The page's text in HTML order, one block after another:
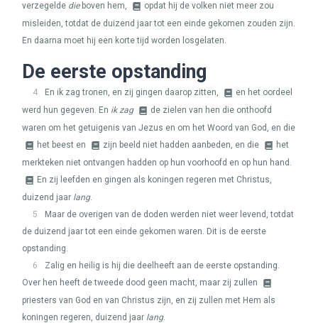
verzegelde dieboven hem,
opdat hij de volken niet meer zou
misleiden, totdat de duizend jaar tot een einde gekomen zouden zijn.
En daarna moet hij een korte tijd worden losgelaten.
De eerste opstanding
4 En ik zag tronen, en zij gingen daarop zitten,
en het oordeel
werd hun gegeven. En ik zag
de zielen van hen die onthoofd
waren om het getuigenis van Jezus en om het Woord van God, en die
het beest en
zijn beeld niet hadden aanbeden, en die
het
merkteken niet ontvangen hadden op hun voorhoofd en op hun hand.
En zij leefden en gingen als koningen regeren met Christus,
duizend jaar lang.
5
Maar de overigen van de doden werden niet weer levend, totdat
de duizend jaar tot een einde gekomen waren. Dit is de eerste
opstanding.
6
Zalig en heilig is hij die deelheeft aan de eerste opstanding.
Over hen heeft de tweede dood geen macht, maar zij zullen
priesters van God en van Christus zijn, en zij zullen met Hem als
koningen regeren, duizend jaar lang.